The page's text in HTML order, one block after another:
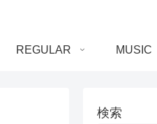
REGULAR MUSIC
検索